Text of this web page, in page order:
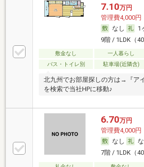
7.10万円
管理費4,000円
なし
1
9階 / 1LDK（
敷金なし 一人暮らし
バス・トイレ別
駐車場(近隣含)
北九州でお部屋探しの方は→『ア
を検索で当社HPに移動♪
6.70万円
管理費4,000円
なし
7階 / 1LDK（